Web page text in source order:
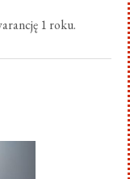
1 roku.